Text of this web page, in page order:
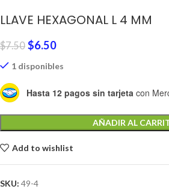
LLAVE HEXAGONAL L 4 MM
$7.50 $6.50
1 disponibles
Hasta 12 pagos sin tarjeta con
AÑADIR AL
Add to wishlist
SKU: 49-4